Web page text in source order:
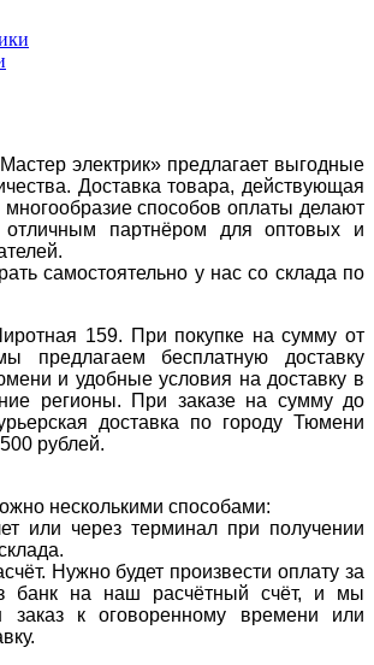
электрик» предлагает выгодные
Доставка товара, действующая
многообразие способов оплаты делают
партнёром для оптовых и
самостоятельно у нас со склада по
159. При покупке на сумму от
предлагаем бесплатную доставку
и удобные условия на доставку в
регионы. При заказе на сумму до
доставка по городу Тюмени
рублей.
несколькими способами:
или через терминал при получении
Нужно будет произвести оплату за
банк на наш расчётный счёт, и мы
заказ к оговоренному времени или